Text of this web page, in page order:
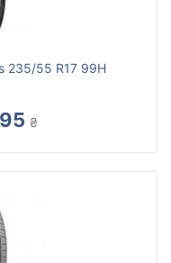
235/55 R17 99H
₴